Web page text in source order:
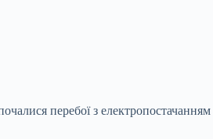
перебої з